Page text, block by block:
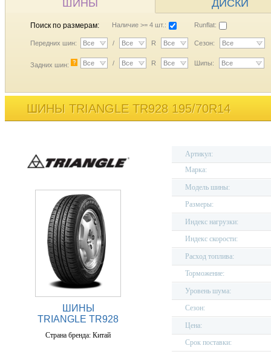
ШИНЫ ДИСКИ
Поиск по размерам: Наличие >= 4 шт.: Runflat:
Передних шин: Все / Все R Все Сезон: Все
Задних шин: ? Все / Все R Все Шипы: Все
ШИНЫ TRIANGLE TR928 195/70R14
ШИНЫ
TRIANGLE TR928
Страна бренда: Китай
Артикул:
Марка:
Модель шины:
Размеры:
Индекс нагрузки:
Индекс скорости:
Расход топлива:
Торможение:
Уровень шума:
Сезон:
Цена:
Срок поставки: